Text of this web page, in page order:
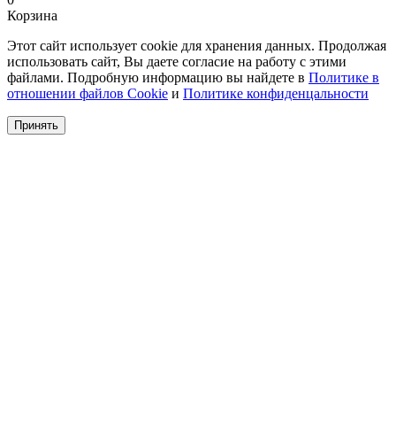
Корзина
Этот сайт использует cookie для хранения данных. Продолжая
использовать сайт, Вы даете согласие на работу с этими
файлами. Подробную информацию вы найдете в Политике в
отношении файлов Cookie и Политике конфиденцальности
Принять